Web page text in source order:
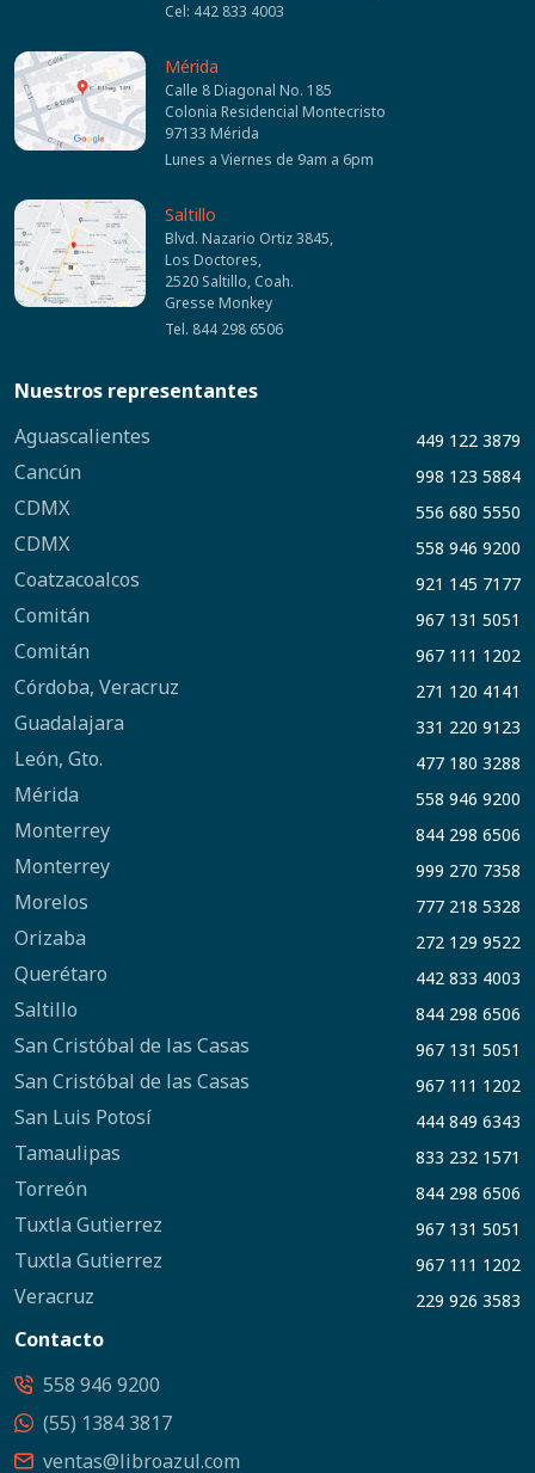
Cel: 442 833 4003
Mérida
Calle 8 Diagonal No. 185
Colonia Residencial Montecristo
97133 Mérida
Lunes a Viernes de 9am a 6pm
Saltillo
Blvd. Nazario Ortiz 3845,
Los Doctores,
2520 Saltillo, Coah.
Gresse Monkey
Tel. 844 298 6506
Nuestros representantes
Aguascalientes
449 122 3879
Cancún 998 123 5884
CDMX 556 680 5550
CDMX 558 946 9200
Coatzacoalcos 921 145 7177
Comitán 967 131 5051
Comitán 967 111 1202
Córdoba, Veracruz 271 120 4141
Guadalajara 331 220 9123
León, Gto. 477 180 3288
Mérida 558 946 9200
Monterrey 844 298 6506
Monterrey 999 270 7358
Morelos 777 218 5328
Orizaba 272 129 9522
Querétaro 442 833 4003
Saltillo 844 298 6506
San Cristóbal de las Casas 967 131 5051
San Cristóbal de las Casas 967 111 1202
San Luis Potosí 444 849 6343
Tamaulipas 833 232 1571
Torreón 844 298 6506
Tuxtla Gutierrez 967 131 5051
Tuxtla Gutierrez 967 111 1202
Veracruz 229 926 3583
Contacto
558 946 9200
(55) 1384 3817
ventas@libroazul.com